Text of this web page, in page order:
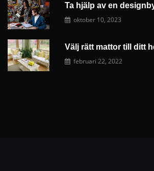
Ta hjälp av en
oktober 10, 2023
Välj rätt mattor till ditt
februari 22, 2022